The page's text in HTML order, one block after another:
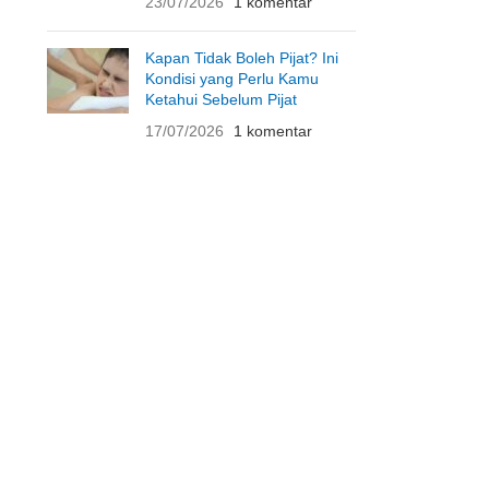
Kapan Tidak Boleh Pijat? Ini
Kondisi yang Perlu Kamu
Ketahui Sebelum Pijat
17/07/2026
1 komentar